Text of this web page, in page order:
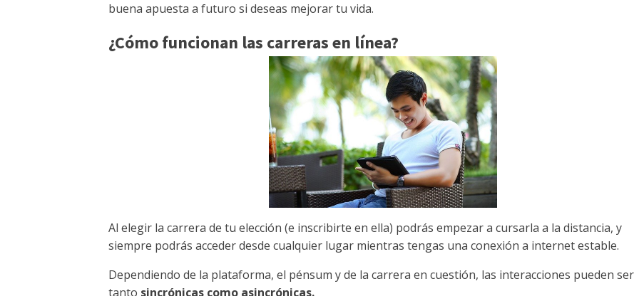
buena apuesta a futuro si deseas mejorar tu vida.
¿Cómo funcionan las carreras en línea?
Al elegir la carrera de tu elección (e inscribirte en ella) podrás empezar a cursarla a la distancia, y
siempre podrás acceder desde cualquier lugar mientras tengas una conexión a internet estable.
Dependiendo de la plataforma, el pénsum y de la carrera en cuestión, las interacciones pueden ser
tanto sincrónicas como asincrónicas.